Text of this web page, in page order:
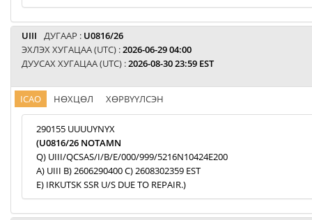
UIII ДУГААР : U0816/26
ЭХЛЭХ ХУГАЦАА (UTC) :2026-06-29 04:00
ДУУСАХ ХУГАЦАА (UTC) :2026-08-30 23:59 EST
ICAO НӨХЦӨЛ ХӨРВҮҮЛСЭН
290155 UUUUYNYX
(U0816/26 NOTAMN
Q) UIII/QCSAS/I/B/E/000/999/5216N10424E200
A) UIII B) 2606290400 C) 2608302359 EST
E) IRKUTSK SSR U/S DUE TO REPAIR.)